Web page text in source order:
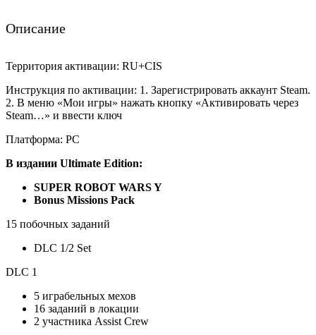
Описание
Территория активации: RU+CIS
Инструкция по активации: 1. Зарегистрировать аккаунт Steam.
2. В меню «Мои игры» нажать кнопку «Активировать через
Steam…» и ввести ключ
Платформа: PC
В издании Ultimate Edition:
SUPER ROBOT WARS Y
Bonus Missions Pack
15 побочных заданий
DLC 1/2 Set
DLC 1
5 играбельных мехов
16 заданий в локации
2 участника Assist Crew